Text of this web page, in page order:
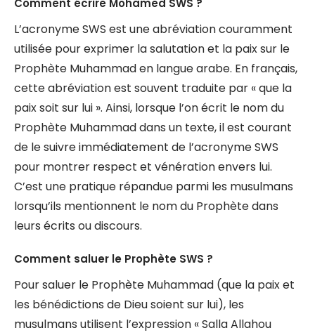
Comment écrire Mohamed SWS ?
L’acronyme SWS est une abréviation couramment
utilisée pour exprimer la salutation et la paix sur le
Prophète Muhammad en langue arabe. En français,
cette abréviation est souvent traduite par « que la
paix soit sur lui ». Ainsi, lorsque l’on écrit le nom du
Prophète Muhammad dans un texte, il est courant
de le suivre immédiatement de l’acronyme SWS
pour montrer respect et vénération envers lui.
C’est une pratique répandue parmi les musulmans
lorsqu’ils mentionnent le nom du Prophète dans
leurs écrits ou discours.
Comment saluer le Prophète SWS ?
Pour saluer le Prophète Muhammad (que la paix et
les bénédictions de Dieu soient sur lui), les
musulmans utilisent l’expression « Salla Allahou